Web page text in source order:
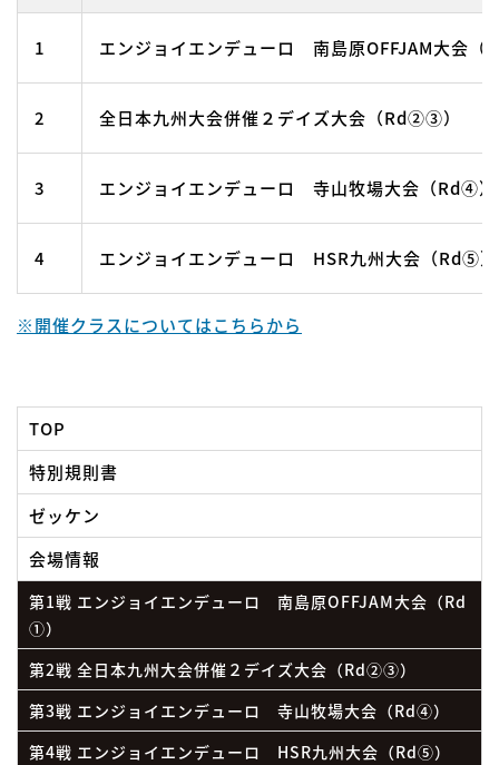
1 エンジョイエンデューロ 南島原OFFJAM大会（
2 全日本九州大会併催２デイズ大会（Rd②③）
3 エンジョイエンデューロ 寺山牧場大会（Rd④）
4 エンジョイエンデューロ HSR九州大会（Rd⑤）
※開催クラスについてはこちらから
TOP
特別規則書
ゼッケン
会場情報
第1戦 エンジョイエンデューロ 南島原OFFJAM大会（Rd
①）
第2戦 全日本九州大会併催２デイズ大会（Rd②③）
第3戦 エンジョイエンデューロ 寺山牧場大会（Rd④）
第4戦 エンジョイエンデューロ HSR九州大会（Rd⑤）